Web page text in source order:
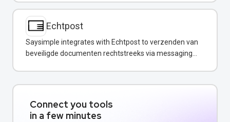
Echtpost
Saysimple integrates with Echtpost to verzenden van
beveiligde documenten rechtstreeks via messaging
Connect you tools
in a few minutes